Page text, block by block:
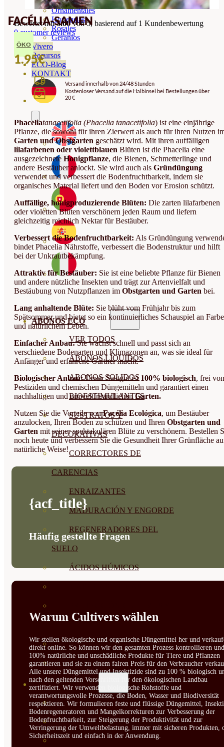
Ornamentales
Hortensias
Rosales
Geranios
Vivero
Recursos
ECO-Blog
KONTAKT
ABONOS ECO
VER TODOS
ABONOS LÍQUIDOS
ABONOS SOLIDOS
BIOESTIMULANTES
SUSTRATOS Y
DECORATIVAS
CORRECTORES DE
CARENCIAS
ENRAIZANTES
MADURACIÓN Y ENGORDE
REGENERADORES DEL
SUELO
ÁCIDOS HÚMICOS
PLANTAS INTERIOR
GROWPUNCH
SEMILLAS
VER TODAS
BIODINÁMICAS DEMETER
HORTALIZA FRUTO
FACÉLIA-SAMEN
Bewertet mit5.00von 5, basierend auf 1 Kundenbewertung
0customer reviews
ÖKO
1.95€
Versand innerhalb von 24/48 Stunden
Kostenloser Versand auf die Halbinsel bei Bestellungen über
20 €
Phaceliatanacetifolia (Phacelia tanacetifolia) ist eine einjährige
Pflanze, die sowohl für ihren Zierwert als auch für ihren Nutzen
Garten und Obstgarten geschätzt wird. Mit ihren auffälligen
lilafarbenen oder violettblauen Blüten ist die Phacelia eine
ausgezeichnete Honigpflanze, die Bienen, Schmetterlinge und
andere Bestäuber anlockt. Sie wird auch als Gründüngung
verwendet und verbessert die Bodenfruchtbarkeit, indem sie
organisches Material liefert und den Boden vor Erosion schützt.
Auffällige, honigproduzierende Blüten: Die zarten lilafarbenen
oder violetten Blüten verschönern jeden Raum und liefern
gleichzeitig reichlich Nektar für Bestäuber.
Verbessert die Bodenfruchtbarkeit: Als Gründüngung
bindet Phacelia Nährstoffe, verbessert die Bodenstruktur und hilft
bei der Unkrautbekämpfung.
Attraktiv für Bestäuber: Sie ist eine beliebte Pflanze für Bienen
und andere nützliche Insekten und trägt zur Artenvielfalt und
Bestäubung von Nutzpflanzen im Obstgarten und Garten bei.
Lang anhaltende Blüte: Sie blüht vom Frühjahr bis zum
Spätsommer und bietet so ein kontinuierliches Schauspiel an Farbe
und natürlichem Leben.
Einfacher Anbau:Sie wächst schnell und passt sich an
verschiedene Bodenarten und Klimazonen an, was sie ideal für
Anfänger und erfahrene Gärtner macht.
Biologischer Anbau:Unser Saatgut ist 100% biologisch, frei von
Pestiziden und chemischen Düngemitteln und garantiert einen
nachhaltigen und umweltfreundlichenGarten.
Nutzen Sie die Vorteile vonFacélia Ecológica, um Bestäuber
anzulocken, Ihren Boden zu schützen und Ihren Obstgarten und
Garten mit seiner spektakulären Blüte zu verschönern. Bestellen
noch heute und verbessern Sie die Gesundheit Ihrer Grünfläche
natürliche Weise!
{acf_title}
Häufig gestellte Fragen
Warum Cultivers wählen
Wir stellen ökologische und organische Düngemittel her und
direkt online. So können wir den gesamten Prozess kontrollieren und
100% natürliche und unschädliche Produkte für Tiere und Pflanzen
garantieren und sie zu einem fairen Preis für den Verbraucher
Alle unsere Düngemittel und Insektizide sind zu 100 % biologisch
nach den geltenden Vorschriften für den ökologischen Landbau
zertifiziert. Wir verwenden biologische Rohstoffe und
verantwortungsvolle Prozesse, die Boden, Wasser und Biodiversität
respektieren. Wir formulieren feste und flüssige Düngemittel,
Bodenregeneratoren und Mangelkorrekturen zur Verbesserung der
Bodenfruchtbarkeit, zur Steigerung der Produktivität und zur
Verringerung der Umweltbelastung, immer mit sicheren Produkten,
Sicherheitszeit und einfach in der Anwendung.